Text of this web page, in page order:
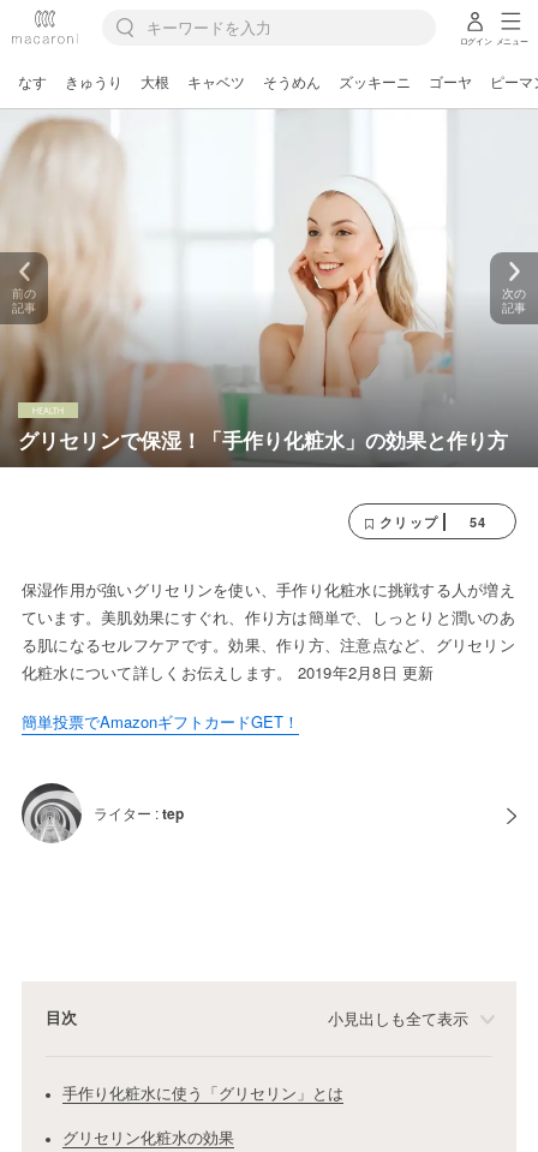
ログイン メニュー
なす きゅうり 大根 キャベツ そうめん ズッキーニ ゴーヤ ピーマ
グリセリンで保湿！「手作り化粧水」の効果と作り方
前の
記事
次の
記事
クリップ 54
保湿作用が強いグリセリンを使い、手作り化粧水に挑戦する人が増え
ています。美肌効果にすぐれ、作り方は簡単で、しっとりと潤いのあ
る肌になるセルフケアです。効果、作り方、注意点など、グリセリン
化粧水について詳しくお伝えします。 2019年2月8日 更新
簡単投票でAmazonギフトカードGET！
ライター :tep
目次 小見出しも全て表示
手作り化粧水に使う「グリセリン」とは
グリセリン化粧水の効果